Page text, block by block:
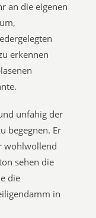
an die eigenen
erkennen
unfähig der
begegnen. Er
wohlwollend
sehen die
die
in